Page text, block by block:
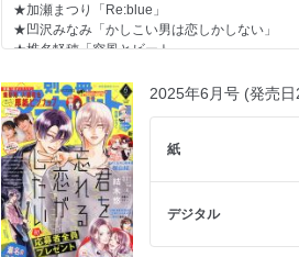
最終回
しあわせのひとくち ともすえ葵
心音オーバーロード 小山周
★加瀬まつり「Re:blue」
★凹沢みなみ「かしこい男は恋しかしない」
★椎名軽穂「突風とビート」
★河原和音「太陽よりも眩しい星」
★日向きょう「今日からふつうの舞園くん」
★桜山結「箱入り王子と執事姫」
★読みきり 日吉あさ「落ちない恋に落ちてる
恋がしたい」POP UPストア情報 ◇別冊ふろく
vol.57］…藤江ひかり、双海芽生、海乃虹、い
花、三井さや、藤原ゆん、保奈実、麻乃くく
◇電子版特別掲載！ 中原アヤ「ラブ★コン」
※一部ページの内容は、2025年11月12日以降
2025年6月号 (発売
紙
デジタル